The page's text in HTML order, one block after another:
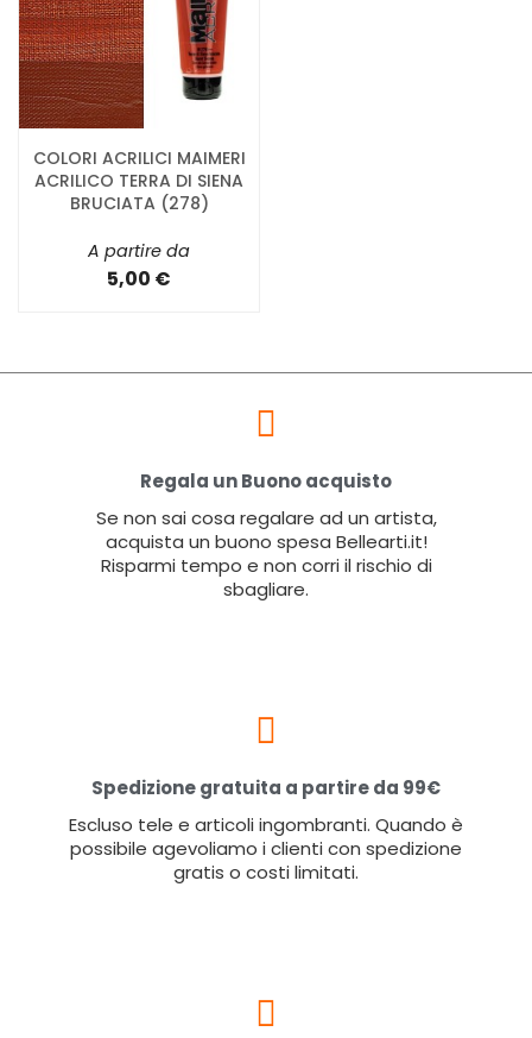
COLORI ACRILICI MAIMERI
ACRILICO TERRA DI SIENA
BRUCIATA (278)
A partire da
5,00 €
Regala un Buono acquisto
Se non sai cosa regalare ad un artista,
acquista un buono spesa Bellearti.it!
Risparmi tempo e non corri il rischio di
sbagliare.
Spedizione gratuita a partire da 99€
Escluso tele e articoli ingombranti. Quando è
possibile agevoliamo i clienti con spedizione
gratis o costi limitati.